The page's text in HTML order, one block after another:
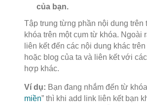
của bạn.
Tập trung từng phần nội dung trên
khóa trên một cụm từ khóa. Ngoài
liên kết đến các nội dung khác
hoặc blog của ta và liên kết với
hợp khác.
Ví dụ: Bạn đang nhắm đến từ khóa
miền” thì khi add link liên kết bạn